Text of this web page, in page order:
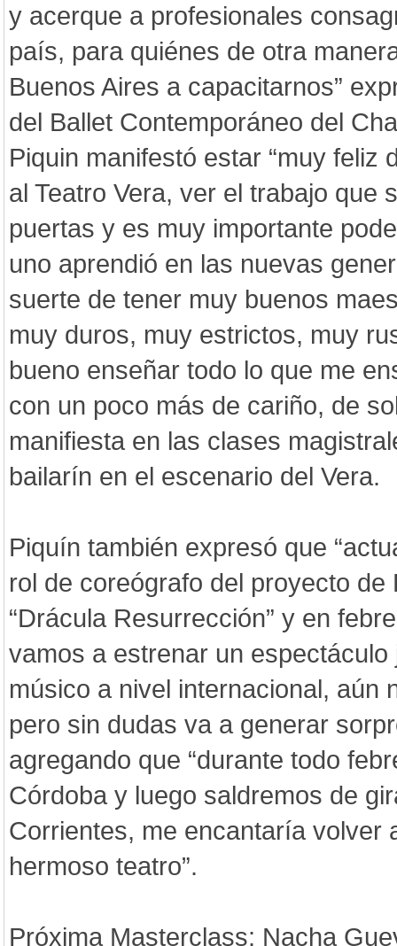
y acerque a profesionales
país, para quiénes de otra
Buenos Aires a capacitarnos”
del Ballet Contemporáneo del
Piquin manifestó estar “muy feliz
al Teatro Vera, ver el trabajo que
puertas y es muy importante
uno aprendió en las nuevas
suerte de tener muy buenos
muy duros, muy estrictos, muy
bueno enseñar todo lo que me
con un poco más de cariño, de
manifiesta en las clases
bailarín en el escenario del Vera.
Piquín también expresó que
rol de coreógrafo del proyecto de
“Drácula Resurrección” y en
vamos a estrenar un
músico a nivel internacional, aún
pero sin dudas va a generar
agregando que “durante todo
Córdoba y luego saldremos de
Corrientes, me encantaría volver
hermoso teatro”.
Próxima Masterclass: Nacha